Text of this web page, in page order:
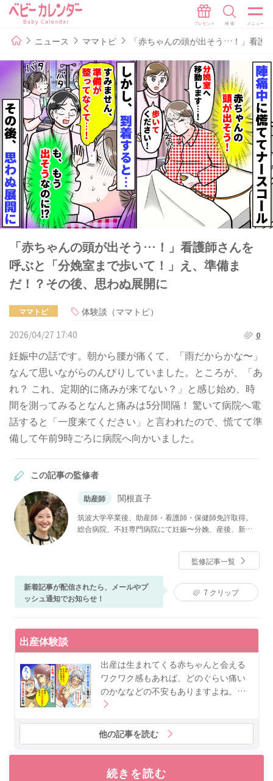
ニュース ママトピ 「赤ちゃんの頭が出そう…！」看護
「赤ちゃんの頭が出そう…！」看護師さんを
呼ぶと「分娩室まで歩いて！」え、準備ま
だ！？その後、思わぬ展開に
ママトピ
体験談（ママトピ）
2026/04/27 17:40
0
妊娠中の話です。朝から腰が痛くて、「雨だからかな〜」
なんて思いながらのんびりしていました。ところが、「あ
れ？ これ、定期的に痛みが来てない？」と感じ始め、時
間を測ってみるとなんと痛みは5分間隔！ 驚いて病院へ電
話すると「一度来てください」と言われたので、慌てて準
備して午前9時ごろに病院へ向かいました。
この記事の監修者
助産師 関根直子
筑波大学卒業後、助産師・看護師・保健師免許取得。
総合病院、不妊専門病院にて妊娠〜分娩、産後、新生
ディセラピスト（ベビーマッサージ）資格あり。現在
は産科医院、母子専門訪問看護ステーションにて、入
院中だけでなく産後ケアや育児支援に従事。ベビーカ
レンダーでは、妊娠中や子育て期に寄り添い、分かり
やすくためになる記事作りを心がけている。自身も姉
妹の母として子育てに奮闘中。
監修記事一覧
新着記事が配信されたら、メールやプ
ッシュ通知でお知らせ！
7 クリップ
出産体験談
出産は生まれてくる赤ちゃんと会える
ワクワク感もあれば、どのぐらい痛い
のかななどの不安もありますよね。…
他の記事を読む
続きを読む